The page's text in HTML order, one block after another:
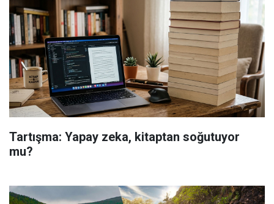
Tartışma: Yapay zeka, kitaptan soğutuyor
mu?